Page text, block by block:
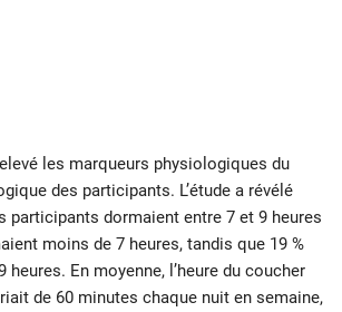
les marqueurs physiologiques du
des participants. L’étude a révélé
participants dormaient entre 7 et 9 heures
moins de 7 heures, tandis que 19 %
heures. En moyenne, l’heure du coucher
de 60 minutes chaque nuit en semaine,